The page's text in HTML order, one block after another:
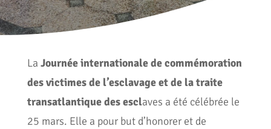
La Journée internationale de commémoration
des victimes de l’esclavage et de la traite
transatlantique des esclaves a été célébrée le
25 mars. Elle a pour but d’honorer et de